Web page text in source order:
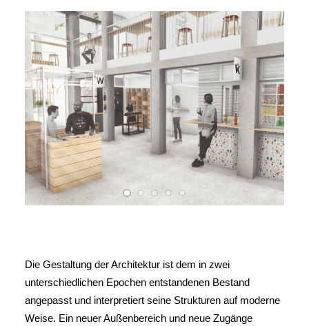
Die Gestaltung der Architektur ist dem in zwei
unterschiedlichen Epochen entstandenen Bestand
angepasst und interpretiert seine Strukturen auf moderne
Weise. Ein neuer Außenbereich und neue Zugänge